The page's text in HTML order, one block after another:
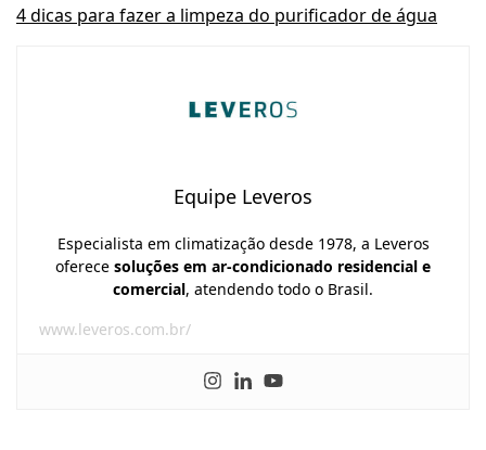
4 dicas para fazer a limpeza do purificador de água
Equipe Leveros
Especialista em climatização desde 1978, a Leveros
oferece soluções em ar-condicionado residencial e
comercial, atendendo todo o Brasil.
www.leveros.com.br/